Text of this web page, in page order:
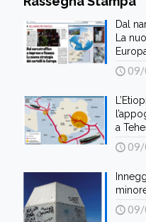
Dal
La
a